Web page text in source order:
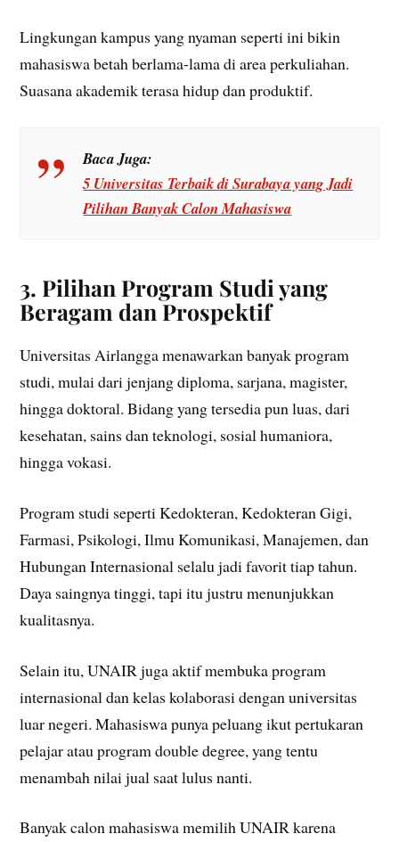
Lingkungan kampus yang nyaman seperti ini bikin
mahasiswa betah berlama-lama di area perkuliahan.
Suasana akademik terasa hidup dan produktif.
Baca Juga:
5 Universitas Terbaik di Surabaya yang Jadi
Pilihan Banyak Calon Mahasiswa
3. Pilihan Program Studi yang
Beragam dan Prospektif
Universitas Airlangga menawarkan banyak program
studi, mulai dari jenjang diploma, sarjana, magister,
hingga doktoral. Bidang yang tersedia pun luas, dari
kesehatan, sains dan teknologi, sosial humaniora,
hingga vokasi.
Program studi seperti Kedokteran, Kedokteran Gigi,
Farmasi, Psikologi, Ilmu Komunikasi, Manajemen, dan
Hubungan Internasional selalu jadi favorit tiap tahun.
Daya saingnya tinggi, tapi itu justru menunjukkan
kualitasnya.
Selain itu, UNAIR juga aktif membuka program
internasional dan kelas kolaborasi dengan universitas
luar negeri. Mahasiswa punya peluang ikut pertukaran
pelajar atau program double degree, yang tentu
menambah nilai jual saat lulus nanti.
Banyak calon mahasiswa memilih UNAIR karena